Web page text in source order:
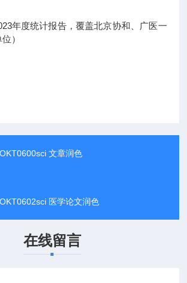
年度统计报告，覆盖北京协和、广医一
）
文章润色
医学论文润色
在线留言